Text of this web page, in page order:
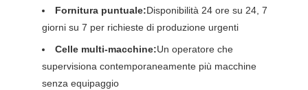
Fornitura puntuale:Disponibilità 24 ore su 24, 7
giorni su 7 per richieste di produzione urgenti
Celle multi-macchine:Un operatore che
supervisiona contemporaneamente più macchine
senza equipaggio